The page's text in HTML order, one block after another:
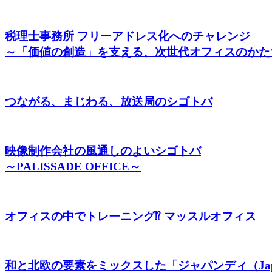
税理士事務所 フリーアドレス化へのチャレンジ
～「価値の創造」を支える、次世代オフィスのか
つながる、まじわる、放送局のシゴトバ
映像制作会社の風通しのよいシゴトバ
～PALISSADE OFFICE～
オフィスの中でトレーニング⁉ マッスルオフィス
和と北欧の要素をミックスした「ジャパンディ（